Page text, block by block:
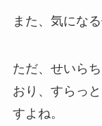
また、気にな
ただ、せいら
おり、すらっ
すよね。